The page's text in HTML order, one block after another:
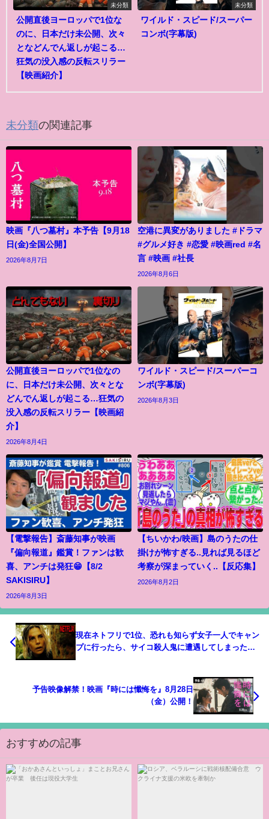
未分類
公開直後ヨーロッパで1位な
のに、日本だけ未公開、次々
となどんでん返しが起こる…
狂気の没入感の反転スリラー
【映画紹介】
未分類
ワイルド・スピード/スーパー
コンボ(字幕版)
未分類の関連記事
映画『八つ墓村』本予告【9月18
日(金)全国公開】
2026年8月7日
空港に異変がありました #ドラマ
#グルメ好き #恋愛 #映画red #名
言 #映画 #社長
2026年8月6日
公開直後ヨーロッパで1位なの
に、日本だけ未公開、次々とな
どんでん返しが起こる…狂気の
没入感の反転スリラー【映画紹
介】
2026年8月4日
ワイルド・スピード/スーパーコ
ンボ(字幕版)
2026年8月3日
【電撃報告】斎藤知事が映画
『偏向報道』鑑賞！ファンは歓
喜、アンチは発狂😁【8/2
SAKISIRU】
2026年8月3日
【ちいかわ/映画】島のうたの仕
掛けが怖すぎる..見れば見るほど
考察が深まっていく..【反応集】
2026年8月2日
現在ネトフリで1位、恐れも知らず女子一人でキャン
プに行ったら、サイコ殺人鬼に遭遇してしまった…
予告映像解禁！映画『時には懺悔を』8月28日
（金）公開！
おすすめの記事